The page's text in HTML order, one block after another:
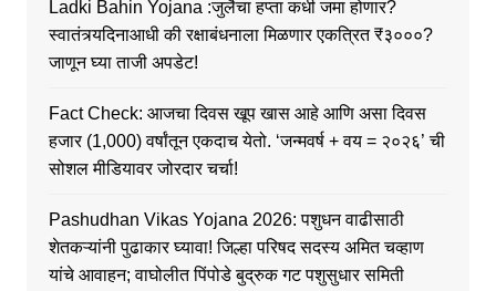
Ladki Bahin Yojana :जुलैचा हप्ता कधी जमा होणार?
स्वातंत्र्यदिनाआधी की रक्षाबंधनाला मिळणार एकत्रित ₹३०००?
जाणून घ्या ताजी अपडेट!
Fact Check: आजचा दिवस खूप खास आहे आणि असा दिवस
हजार (1,000) वर्षांतून एकदाच येतो. ‘जन्मवर्ष + वय = २०२६’ ची
सोशल मीडियावर जोरदार चर्चा!
Pashudhan Vikas Yojana 2026: पशुधन वाढीसाठी
शेतकऱ्यांनी पुढाकार घ्यावा! जिल्हा परिषद सदस्य अमित चव्हाण
यांचे आवाहन; वाघोलीत पिंपोडे बुद्रुक गट पशुसुधार समिती